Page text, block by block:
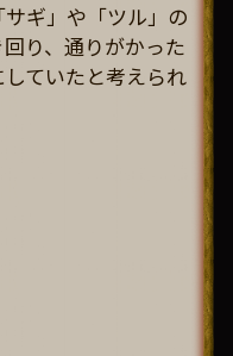
ギ」や「ツル」の
り、通りがかった
ていたと考えられ